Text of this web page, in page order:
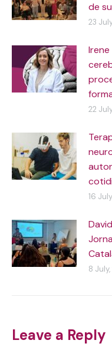
de
23
22
16
8
Leave a Reply